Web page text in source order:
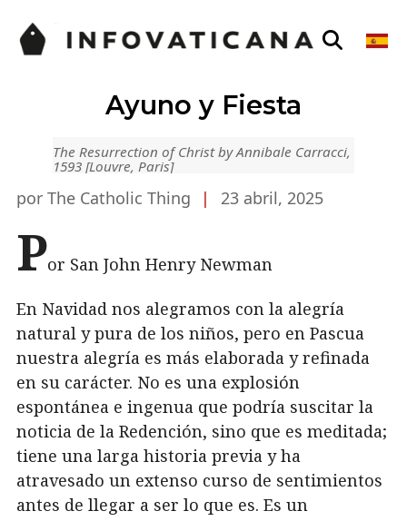
Ayuno y Fiesta
The Resurrection of Christ by Annibale Carracci,
1593 [Louvre, Paris]
por The Catholic Thing | 23 abril, 2025
Por San John Henry Newman
En Navidad nos alegramos con la alegría
natural y pura de los niños, pero en Pascua
nuestra alegría es más elaborada y refinada
en su carácter. No es una explosión
espontánea e ingenua que podría suscitar la
noticia de la Redención, sino que es meditada;
tiene una larga historia previa y ha
atravesado un extenso curso de sentimientos
antes de llegar a ser lo que es. Es un